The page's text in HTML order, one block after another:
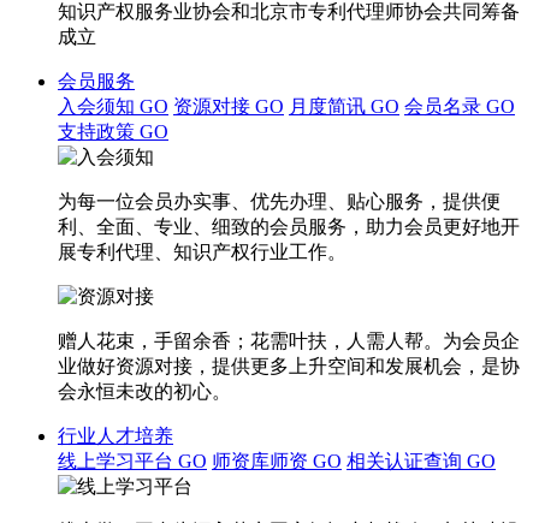
知识产权服务业协会和北京市专利代理师协会共同筹备
成立
会员服务
入会须知 GO 资源对接 GO 月度简讯 GO 会员名录 GO
支持政策 GO
为每一位会员办实事、优先办理、贴心服务，提供便
利、全面、专业、细致的会员服务，助力会员更好地开
展专利代理、知识产权行业工作。
赠人花束，手留余香；花需叶扶，人需人帮。为会员企
业做好资源对接，提供更多上升空间和发展机会，是协
会永恒未改的初心。
行业人才培养
线上学习平台 GO 师资库师资 GO 相关认证查询 GO